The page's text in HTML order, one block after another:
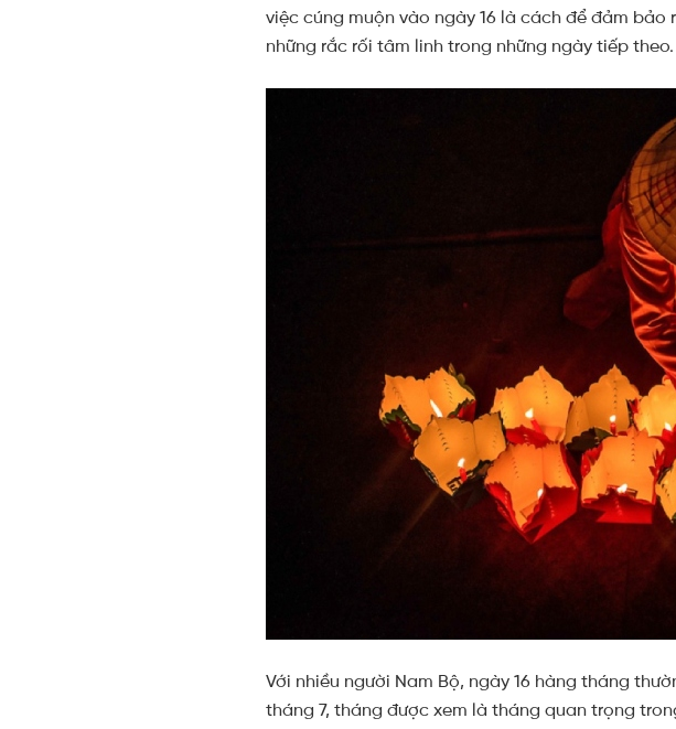
việc cúng muộn vào ngày 16 là cách để đảm
những rắc rối tâm linh trong những ngày tiếp theo.
Với nhiều người Nam Bộ, ngày 16 hàng tháng
tháng 7, tháng được xem là tháng quan trọng